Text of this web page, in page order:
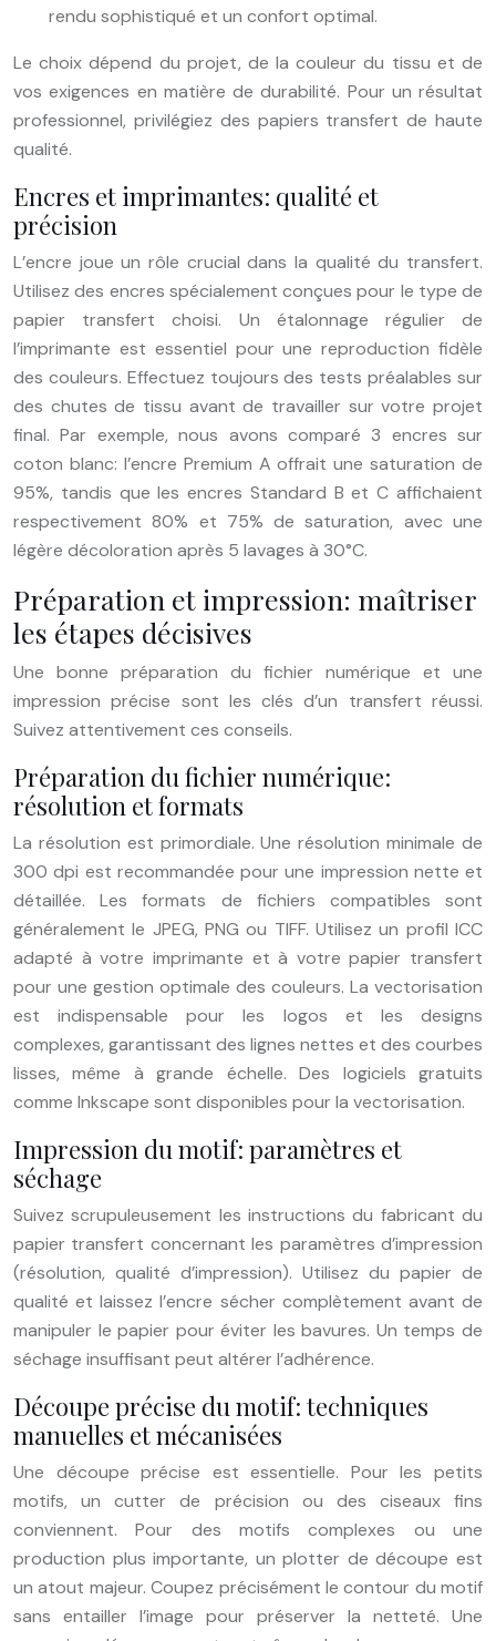
rendu sophistiqué et un confort optimal.
Le choix dépend du projet, de la couleur du tissu et de
vos exigences en matière de durabilité. Pour un résultat
professionnel, privilégiez des papiers transfert de haute
qualité.
Encres et imprimantes: qualité et
précision
L’encre joue un rôle crucial dans la qualité du transfert.
Utilisez des encres spécialement conçues pour le type de
papier transfert choisi. Un étalonnage régulier de
l’imprimante est essentiel pour une reproduction fidèle
des couleurs. Effectuez toujours des tests préalables sur
des chutes de tissu avant de travailler sur votre projet
final. Par exemple, nous avons comparé 3 encres sur
coton blanc: l’encre Premium A offrait une saturation de
95%, tandis que les encres Standard B et C affichaient
respectivement 80% et 75% de saturation, avec une
légère décoloration après 5 lavages à 30°C.
Préparation et impression: maîtriser
les étapes décisives
Une bonne préparation du fichier numérique et une
impression précise sont les clés d’un transfert réussi.
Suivez attentivement ces conseils.
Préparation du fichier numérique:
résolution et formats
La résolution est primordiale. Une résolution minimale de
300 dpi est recommandée pour une impression nette et
détaillée. Les formats de fichiers compatibles sont
généralement le JPEG, PNG ou TIFF. Utilisez un profil ICC
adapté à votre imprimante et à votre papier transfert
pour une gestion optimale des couleurs. La vectorisation
est indispensable pour les logos et les designs
complexes, garantissant des lignes nettes et des courbes
lisses, même à grande échelle. Des logiciels gratuits
comme Inkscape sont disponibles pour la vectorisation.
Impression du motif: paramètres et
séchage
Suivez scrupuleusement les instructions du fabricant du
papier transfert concernant les paramètres d’impression
(résolution, qualité d’impression). Utilisez du papier de
qualité et laissez l’encre sécher complètement avant de
manipuler le papier pour éviter les bavures. Un temps de
séchage insuffisant peut altérer l’adhérence.
Découpe précise du motif: techniques
manuelles et mécanisées
Une découpe précise est essentielle. Pour les petits
motifs, un cutter de précision ou des ciseaux fins
conviennent. Pour des motifs complexes ou une
production plus importante, un plotter de découpe est
un atout majeur. Coupez précisément le contour du motif
sans entailler l’image pour préserver la netteté. Une